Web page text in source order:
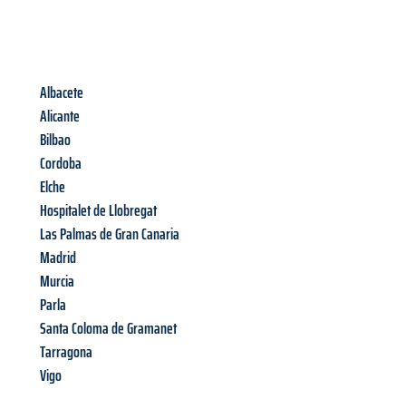
Albacete
Alicante
Bilbao
Cordoba
Elche
Hospitalet de Llobregat
Las Palmas de Gran Canaria
Madrid
Murcia
Parla
Santa Coloma de Gramanet
Tarragona
Vigo